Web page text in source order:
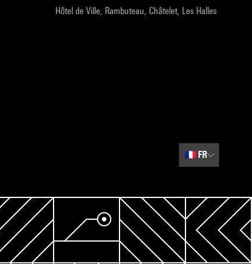
Hôtel de Ville, Rambuteau, Châtelet, Les Halles
🇫🇷 FR